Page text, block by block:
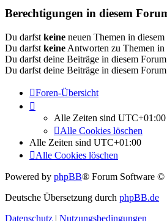
Berechtigungen in diesem
Du darfst keine neuen Themen in
Du darfst keine Antworten zu Themen in
Du darfst deine Beiträge in diesem Forum
Du darfst deine Beiträge in diesem Forum
Foren-Übersicht
Alle Zeiten sind UTC+01:00
Alle Cookies löschen
Alle Zeiten sind UTC+01:00
Alle Cookies löschen
Powered by phpBB® Forum Software ©
Deutsche Übersetzung durch phpBB.de
Datenschutz | Nutzungsbedingungen